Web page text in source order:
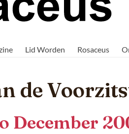
Lid Worden Rosaceus
de
December